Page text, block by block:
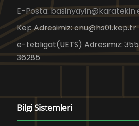
E-Posta:
Kep Adresimiz: cnu@hs01.kep.tr
e-tebligat(UETS) Adresimiz:
36285
Bilgi Sistemleri